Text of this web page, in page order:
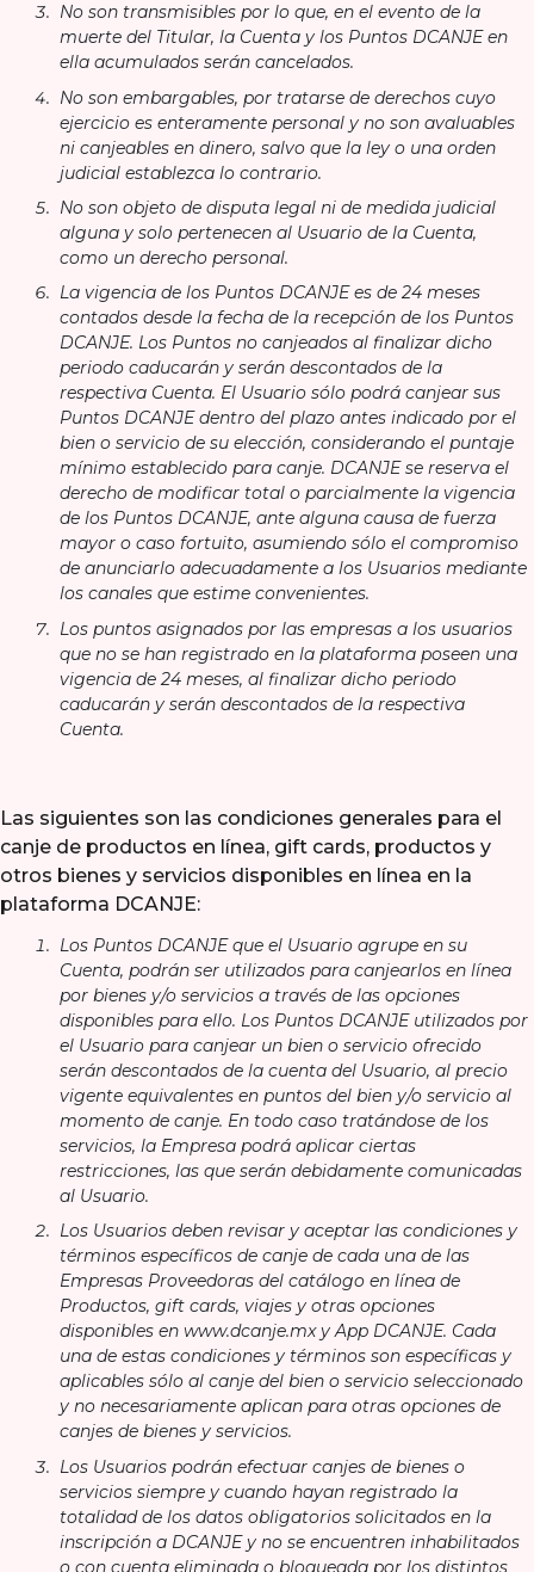
No son transmisibles por lo que, en el evento de la
muerte del Titular, la Cuenta y los Puntos DCANJE en
ella acumulados serán cancelados.
No son embargables, por tratarse de derechos cuyo
ejercicio es enteramente personal y no son avaluables
ni canjeables en dinero, salvo que la ley o una orden
judicial establezca lo contrario.
No son objeto de disputa legal ni de medida judicial
alguna y solo pertenecen al Usuario de la Cuenta,
como un derecho personal.
La vigencia de los Puntos DCANJE es de 24 meses
contados desde la fecha de la recepción de los Puntos
DCANJE. Los Puntos no canjeados al finalizar dicho
periodo caducarán y serán descontados de la
respectiva Cuenta. El Usuario sólo podrá canjear sus
Puntos DCANJE dentro del plazo antes indicado por el
bien o servicio de su elección, considerando el puntaje
mínimo establecido para canje. DCANJE se reserva el
derecho de modificar total o parcialmente la vigencia
de los Puntos DCANJE, ante alguna causa de fuerza
mayor o caso fortuito, asumiendo sólo el compromiso
de anunciarlo adecuadamente a los Usuarios mediante
los canales que estime convenientes.
Los puntos asignados por las empresas a los usuarios
que no se han registrado en la plataforma poseen una
vigencia de 24 meses, al finalizar dicho periodo
caducarán y serán descontados de la respectiva
Cuenta.
Las siguientes son las condiciones generales para el
canje de productos en línea, gift cards, productos y
otros bienes y servicios disponibles en línea en la
plataforma DCANJE:
Los Puntos DCANJE que el Usuario agrupe en su
Cuenta, podrán ser utilizados para canjearlos en línea
por bienes y/o servicios a través de las opciones
disponibles para ello. Los Puntos DCANJE utilizados por
el Usuario para canjear un bien o servicio ofrecido
serán descontados de la cuenta del Usuario, al precio
vigente equivalentes en puntos del bien y/o servicio al
momento de canje. En todo caso tratándose de los
servicios, la Empresa podrá aplicar ciertas
restricciones, las que serán debidamente comunicadas
al Usuario.
Los Usuarios deben revisar y aceptar las condiciones y
términos específicos de canje de cada una de las
Empresas Proveedoras del catálogo en línea de
Productos, gift cards, viajes y otras opciones
disponibles en www.dcanje.mx y App DCANJE. Cada
una de estas condiciones y términos son específicas y
aplicables sólo al canje del bien o servicio seleccionado
y no necesariamente aplican para otras opciones de
canjes de bienes y servicios.
Los Usuarios podrán efectuar canjes de bienes o
servicios siempre y cuando hayan registrado la
totalidad de los datos obligatorios solicitados en la
inscripción a DCANJE y no se encuentren inhabilitados
o con cuenta eliminada o bloqueada por los distintos